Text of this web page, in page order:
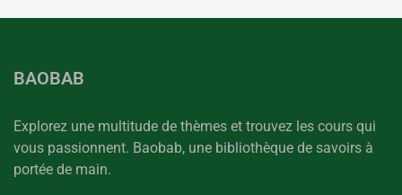
BAOBAB
Explorez une multitude de thèmes et trouvez les cours qui
vous passionnent. Baobab, une bibliothèque de savoirs à
portée de main.